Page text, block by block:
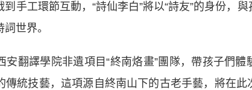
手工環節互動，“詩仙李白”將以“詩友”的身份，與
世界。
譯學院非遺項目“終南烙畫”團隊，帶孩子們體
傳統技藝，這項源自終南山下的古老手藝，將在